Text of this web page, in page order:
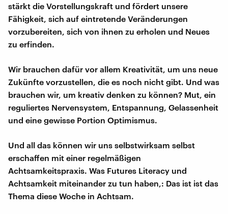
stärkt die Vorstellungskraft und fördert unsere
Fähigkeit, sich auf eintretende Veränderungen
vorzubereiten, sich von ihnen zu erholen und Neues
zu erfinden.
Wir brauchen dafür vor allem Kreativität, um uns neue
Zukünfte vorzustellen, die es noch nicht gibt. Und was
brauchen wir, um kreativ denken zu können? Mut, ein
reguliertes Nervensystem, Entspannung, Gelassenheit
und eine gewisse Portion Optimismus.
Und all das können wir uns selbstwirksam selbst
erschaffen mit einer regelmäßigen
Achtsamkeitspraxis. Was Futures Literacy und
Achtsamkeit miteinander zu tun haben,: Das ist ist das
Thema diese Woche in Achtsam.